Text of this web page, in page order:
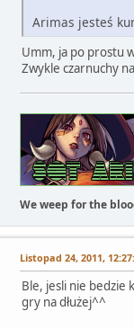
Arimas jesteś
Umm, ja po prostu
Zwykle czarnuchy
We weep for the
Listopad 24, 2011,
Ble, jesli nie bedzie
gry na dłużej^^